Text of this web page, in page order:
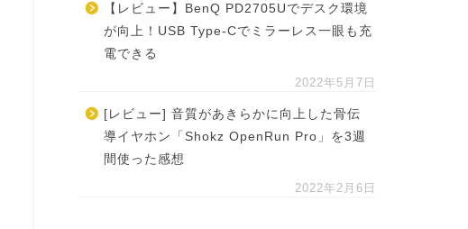
【レビュー】BenQ PD2705Uでデスク環境
が向上！USB Type-Cでミラーレス一眼も充
電できる
2022年5月7日
[レビュー] 音質があきらかに向上した骨伝
導イヤホン「Shokz OpenRun Pro」を3週
間使った感想
2022年2月6日